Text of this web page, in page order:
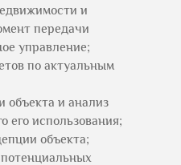
и
передачи
управление;
по актуальным
объекта и анализ
его использования;
объекта;